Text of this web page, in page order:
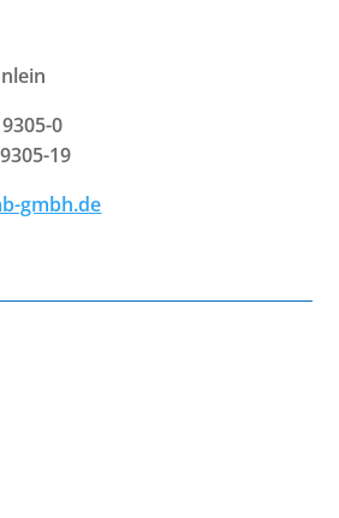
0
19
gmbh.de